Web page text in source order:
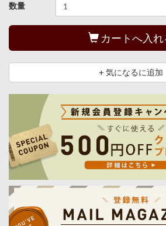
数量
カートへ入れ
+ 気になるに追加